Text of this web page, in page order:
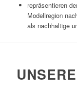
repräsentieren
Modellregion
als nachhaltige